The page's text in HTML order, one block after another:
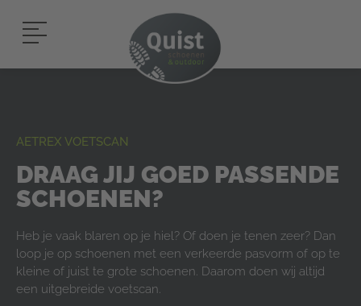
AETREX VOETSCAN
DRAAG JIJ GOED PASSENDE
SCHOENEN?
Heb je vaak blaren op je hiel? Of doen je tenen zeer? Dan
loop je op schoenen met een verkeerde pasvorm of op te
kleine of juist te grote schoenen. Daarom doen wij altijd
een uitgebreide voetscan.